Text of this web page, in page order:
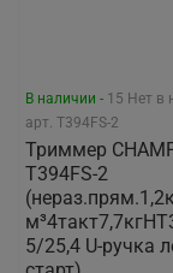
В наличии - 15 Нет в
арт. T394FS-2
Триммер
Т394FS-2
5/25,4 U-ручка